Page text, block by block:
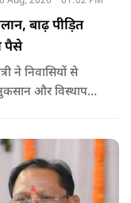
बाढ़ पीड़ित
पैसे
ने निवासियों से
और विस्थापन